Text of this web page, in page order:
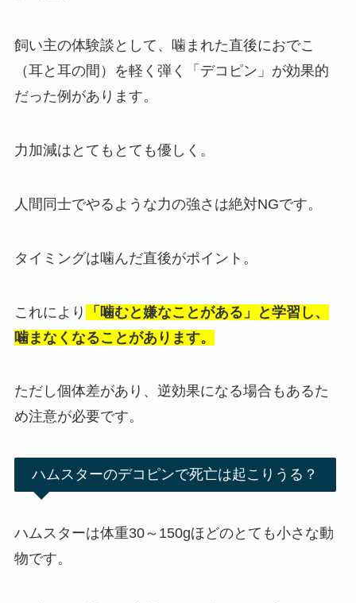
飼い主の体験談として、噛まれた直後におでこ
（耳と耳の間）を軽く弾く「デコピン」が効果的
だった例があります。
力加減はとてもとても優しく。
人間同士でやるような力の強さは絶対NGです。
タイミングは噛んだ直後がポイント。
これにより
「噛むと嫌なことがある」と学習し、
噛まなくなることがあります。
ただし個体差があり、逆効果になる場合もあるた
め注意が必要です。
ハムスターのデコピンで死亡は起こりうる？
ハムスターは体重30～150gほどのとても小さな動
物です。